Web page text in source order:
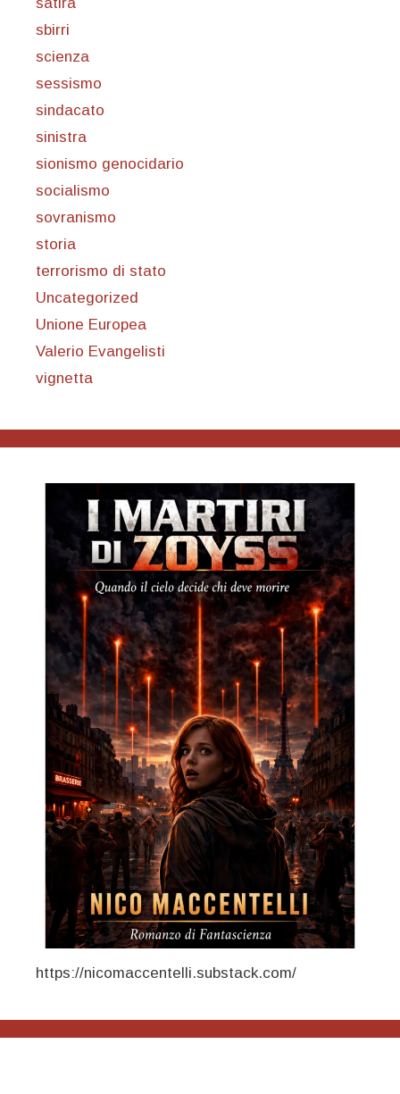
satira
sbirri
scienza
sessismo
sindacato
sinistra
sionismo genocidario
socialismo
sovranismo
storia
terrorismo di stato
Uncategorized
Unione Europea
Valerio Evangelisti
vignetta
https://nicomaccentelli.substack.com/